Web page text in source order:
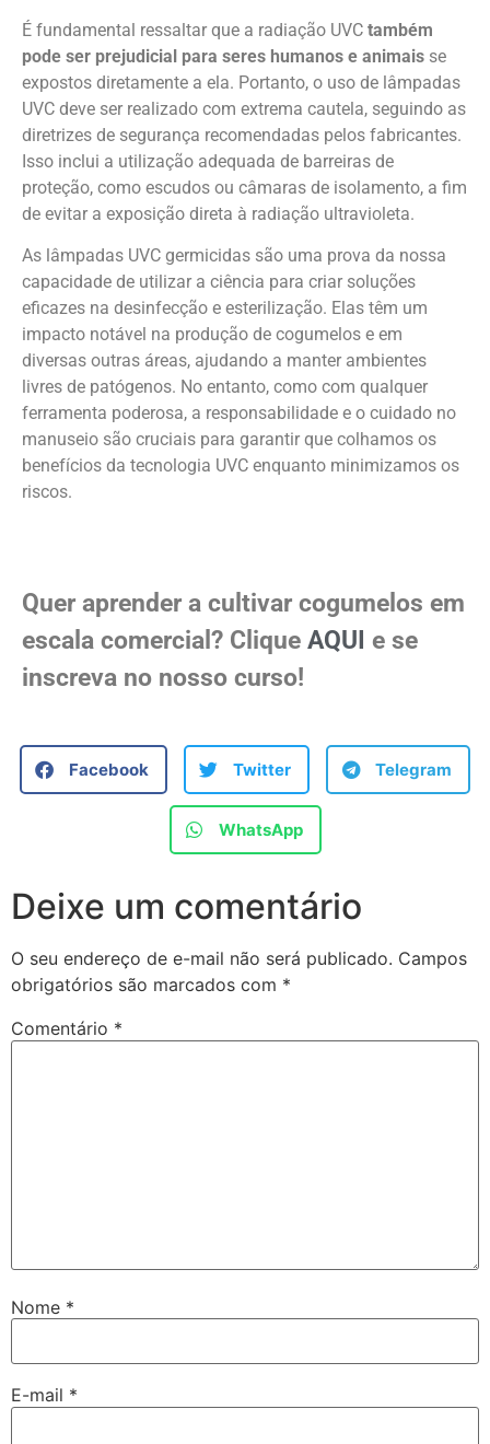
É fundamental ressaltar que a radiação UVC também
pode ser prejudicial para seres humanos e animais se
expostos diretamente a ela. Portanto, o uso de lâmpadas
UVC deve ser realizado com extrema cautela, seguindo as
diretrizes de segurança recomendadas pelos fabricantes.
Isso inclui a utilização adequada de barreiras de
proteção, como escudos ou câmaras de isolamento, a fim
de evitar a exposição direta à radiação ultravioleta.
As lâmpadas UVC germicidas são uma prova da nossa
capacidade de utilizar a ciência para criar soluções
eficazes na desinfecção e esterilização. Elas têm um
impacto notável na produção de cogumelos e em
diversas outras áreas, ajudando a manter ambientes
livres de patógenos. No entanto, como com qualquer
ferramenta poderosa, a responsabilidade e o cuidado no
manuseio são cruciais para garantir que colhamos os
benefícios da tecnologia UVC enquanto minimizamos os
riscos.
Quer aprender a cultivar cogumelos em
escala comercial? Clique AQUI e se
inscreva no nosso curso!
Facebook Twitter Telegram
WhatsApp
Deixe um comentário
O seu endereço de e-mail não será publicado. Campos
obrigatórios são marcados com *
Comentário *
Nome *
E-mail *